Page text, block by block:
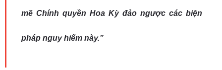
mẽ Chính quyền Hoa Kỳ đảo ngược các biện
pháp nguy hiểm này.”